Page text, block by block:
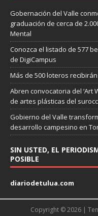
Gobernación del Valle
graduación de cerca de
Mental
Conozca el listado de 577
de DigiCampus
Más de 500 loteros
Abren convocatoria del ‘Art
de artes plásticas del
Gobierno del Valle
desarrollo campesino en
SIN USTED, EL
POSIBLE
diariodetulua.com
Copyright © 2026 |